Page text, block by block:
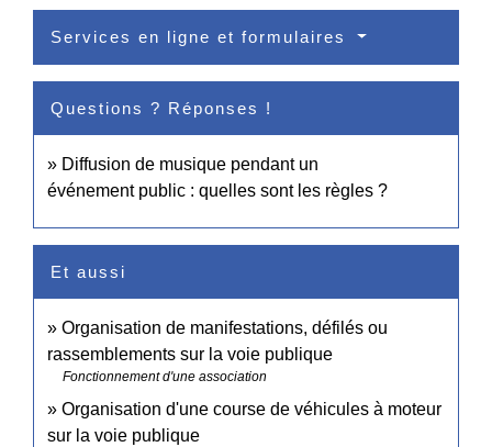
Services en ligne et formulaires
Questions ? Réponses !
Diffusion de musique pendant un
événement public : quelles sont les règles ?
Et aussi
Organisation de manifestations, défilés ou
rassemblements sur la voie publique
Fonctionnement d'une association
Organisation d'une course de véhicules à moteur
sur la voie publique